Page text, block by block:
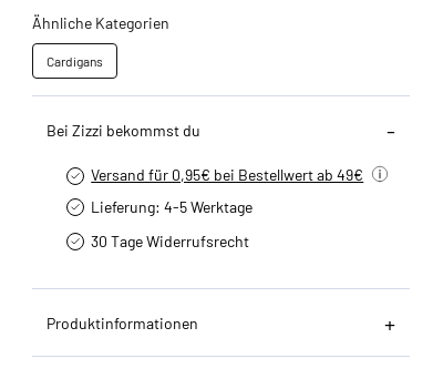
Ähnliche Kategorien
Cardigans
Bei Zizzi bekommst du
Versand für 0,95€ bei Bestellwert ab 49€
Lieferung: 4-5 Werktage
30 Tage Widerrufsrecht
Produktinformationen